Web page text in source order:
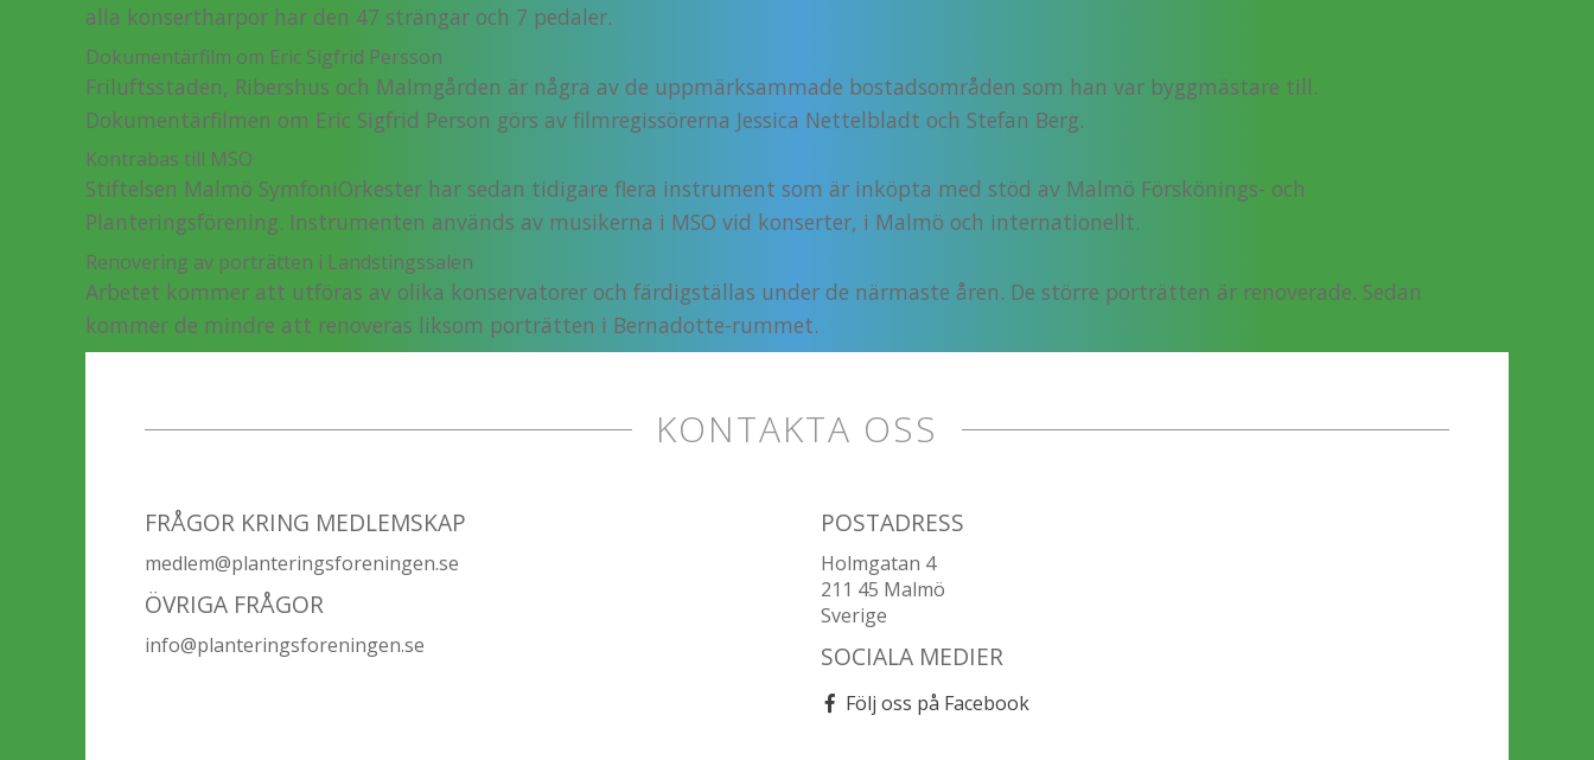
alla konsertharpor har den 47 strängar och 7 pedaler.
Dokumentärfilm om Eric Sigfrid Persson
Friluftsstaden, Ribershus och Malmgården är några av de uppmärksammade bostads­om­råden som han var byggmästare till.
Dokumentärfilmen om Eric Sigfrid Person görs av filmregissörerna Jessica Nettelbladt och Stefan Berg.
Kontrabas till MSO
Stiftelsen Malmö SymfoniOrkester har sedan tidigare flera instrument som är inköpta med stöd av Malmö Förskönings- och
Planteringsförening. Instrumenten används av musikerna i MSO vid konserter, i Malmö och internationellt.
Renovering av porträtten i Landstingssalen
Arbetet kommer att utföras av olika konservatorer och färdigställas under de närmaste åren. De större porträtten är renoverade. Sedan
kommer de mindre att renoveras liksom porträtten i Bernadotte-rummet.
KONTAKTA OSS
FRÅGOR KRING MEDLEMSKAP
medlem@planteringsforeningen.se
ÖVRIGA FRÅGOR
info@planteringsforeningen.se
POSTADRESS
Holmgatan 4
211 45 Malmö
Sverige
SOCIALA MEDIER
Följ oss på Facebook